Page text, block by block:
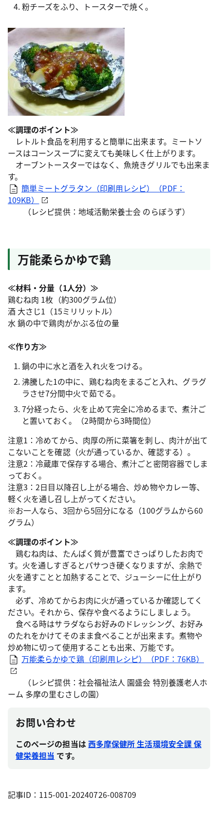
粉チーズをふり、トースターで焼く。
≪調理のポイント≫
レトルト食品を利用すると簡単に出来ます。ミートソ
ースはコーンスープに変えても美味しく仕上がります。
オーブントースターではなく、魚焼きグリルでも出来ま
す。
簡単ミートグラタン（印刷用レシピ）（PDF：
109KB）
（レシピ提供：地域活動栄養士会 のらぼうず）
万能柔らかゆで鶏
≪材料・分量（1人分）≫
鶏むね肉 1枚（約300グラム位）
酒 大さじ1（15ミリリットル）
水 鍋の中で鶏肉がかぶる位の量
≪作り方≫
鍋の中に水と酒を入れ火をつける。
沸騰した1の中に、鶏むね肉をまるごと入れ、グラグ
ラさせ7分間中火で茹でる。
7分経ったら、火を止めて完全に冷めるまで、煮汁ご
と置いておく。（2時間から3時間位）
注意1：冷めてから、肉厚の所に菜箸を刺し、肉汁が出て
こないことを確認（火が通っているか、確認する）。
注意2：冷蔵庫で保存する場合、煮汁ごと密閉容器でしま
っておく。
注意3：2日目以降召し上がる場合、炒め物やカレー等、
軽く火を通し召し上がってください。
※お一人なら、3回から5回分になる（100グラムから60
グラム）
≪調理のポイント≫
鶏むね肉は、たんぱく質が豊富でさっぱりしたお肉で
す。火を通しすぎるとパサつき硬くなりますが、余熱で
火を通すことと加熱することで、ジューシーに仕上がり
ます。
必ず、冷めてからお肉に火が通っているか確認してく
ださい。それから、保存や食べるようにしましょう。
食べる時はサラダならお好みのドレッシング、お好み
のたれをかけてそのまま食べることが出来ます。煮物や
炒め物に切って使用することも出来、万能です。
万能柔らかゆで鶏（印刷用レシピ）（PDF：76KB）
（レシピ提供：社会福祉法人 園盛会 特別養護老人ホ
ーム 多摩の里むさしの園）
お問い合わせ
このページの担当は西多摩保健所 生活環境安全課 保
健栄養担当 です。
記事ID：115-001-20240726-008709